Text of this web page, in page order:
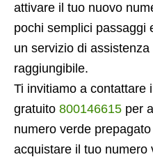
attivare il tuo nuovo
pochi semplici passaggi
un servizio di
raggiungibile.
Ti invitiamo a contattare
gratuito 800146615 per
numero verde
acquistare il tuo numero